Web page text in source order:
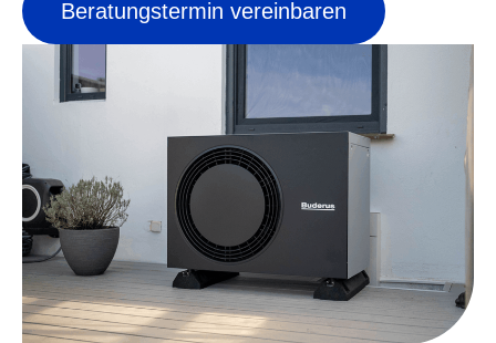
Beratungstermin vereinbaren